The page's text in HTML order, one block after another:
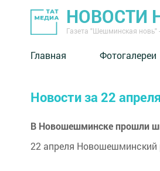
НОВОСТИ
Газета "Шешминская
Главная Фотогалереи
Новости за 22
В Новошешминске прошли
22 апреля Новошешминский